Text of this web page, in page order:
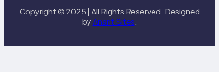
Copyright © 2025 | All Rights Reserved. Designed
byAnant Sites.